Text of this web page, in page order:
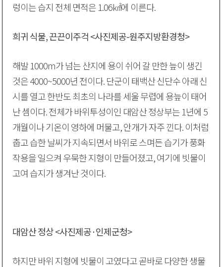
렁이는 습지 전체 면적은 1.06㎢에 이른다.
희귀 식물, 끈끈이주걱 <사진제공-원주지방환경청>
해발 1000m가 넘는 산지에 용이 쉬어 갈 만한 늪이 생긴
것은 4000~5000년 전이다. 단군이 태백산 신단수 아래 신
시를 열고 한반도 최초의 나라를 세울 무렵에 용늪이 태어
난 셈이다. 전체가 바위투성이인 대암산 정상부는 1년에 5
개월이나 기온이 영하에 머물고, 안개가 자주 낀다. 이처럼
춥고 습한 날씨가 지속되면서 바위로 스며든 습기가 풍화
작용을 일으켜 우묵한 지형이 만들어졌고, 여기에 빗물이
고여 습지가 생겨난 것이다.
대암산 정상 <사진제공·인제군청>
하지만 바위 지형에 빗물이 고였다고 곧바로 다양한 생물